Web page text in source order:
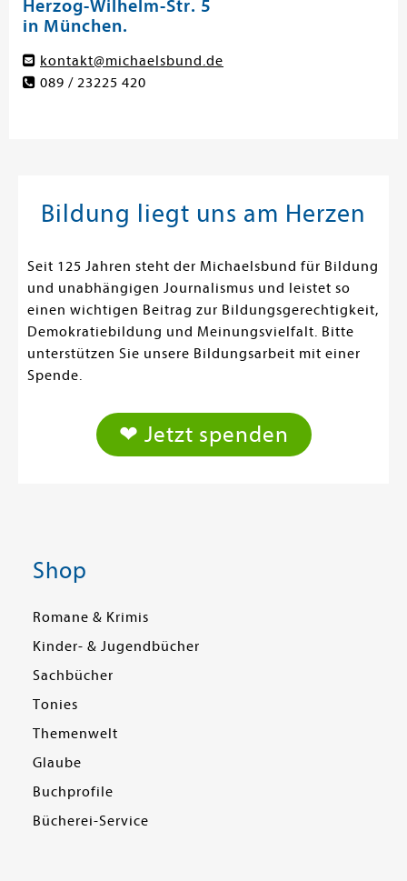
Herzog-Wilhelm-Str. 5
in München.
kontakt@michaelsbund.de
089 / 23225 420
Bildung liegt uns am Herzen
Seit 125 Jahren steht der Michaelsbund für Bildung
und unabhängigen Journalismus und leistet so
einen wichtigen Beitrag zur Bildungsgerechtigkeit,
Demokratiebildung und Meinungsvielfalt. Bitte
unterstützen Sie unsere Bildungsarbeit mit einer
Spende.
❤ Jetzt spenden
Shop
Romane & Krimis
Kinder- & Jugendbücher
Sachbücher
Tonies
Themenwelt
Glaube
Buchprofile
Bücherei-Service